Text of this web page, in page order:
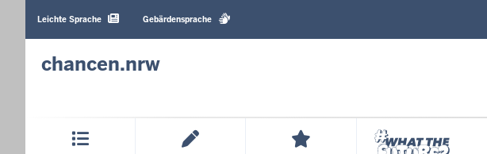
Sprachen
Leichte Sprache Gebärdensprache
chancen.nrw
Hauptmenü